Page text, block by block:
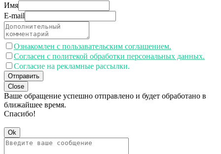
Имя
E-mail
Ознакомлен с пользавательским соглашением.
Согласен с политекой обработки персональных данных.
Согласие на рекламные рассылки.
Отправить
Close
Ваше обращение успешно отправлено и будет обработано в
ближайшее время.
Спасибо!
Ok